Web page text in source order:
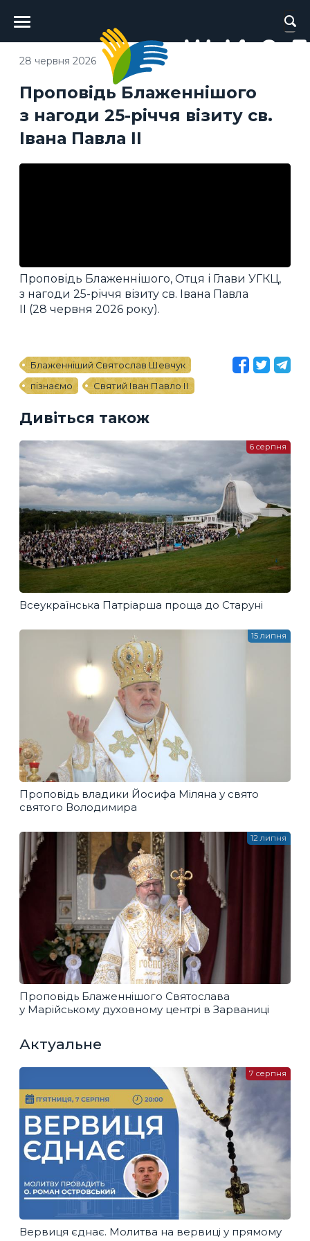
Головне
меню
Проповідь Блаженнішого
з нагоди 25-річчя візиту св.
Івана Павла ІІ
28 червня 2026
Проповідь Блаженнішого, Отця і Глави УГКЦ,
з нагоди 25-річчя візиту св. Івана Павла
ІІ (28 червня 2026 року).
Блаженніший Святослав Шевчук
пізнаємо
Святий Іван Павло ІІ
Дивіться також
Всеукраїнська Патріарша проща до Старуні
6 серпня
Проповідь владики Йосифа Міляна у свято
святого Володимира
15 липня
Проповідь Блаженнішого Святослава
у Марійському духовному центрі в Зарваниці
12 липня
Актуальне
Вервиця єднає. Молитва на вервиці у прямому
7 серпня